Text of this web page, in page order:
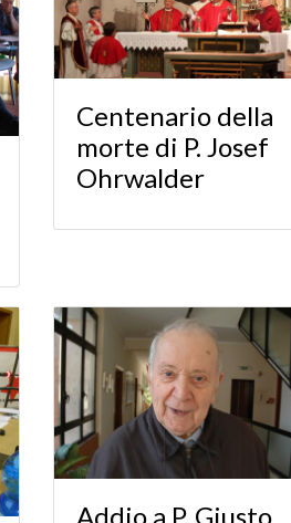
Centenario della
morte di P. Josef
Ohrwalder
Addio a P. Giusto